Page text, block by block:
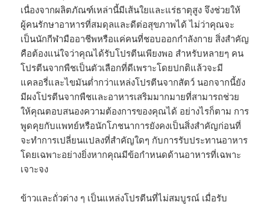
เนื่องจากผลิตภัณฑ์เหล่านี้มีเส้นใยและแร่ธาตุสูง จึงช่วยให้
ผู้คนรักษาอาหารที่สมดุลและดีต่อสุขภาพได้ ไม่ว่าคุณจะ
เป็นนักกีฬามืออาชีพหรือแค่คนที่ชอบออกกำลังกาย สิ่งสำคัญ
คือต้องแน่ใจว่าคุณได้รับโปรตีนเพียงพอ สำหรับหลายๆ คน
โปรตีนจากพืชเป็นตัวเลือกที่ดีเพราะโดยปกติแล้วจะมี
แคลอรี่และไขมันต่ำกว่าแหล่งโปรตีนจากสัตว์ นอกจากนี้ยัง
มีผงโปรตีนจากพืชและอาหารเสริมมากมายที่สามารถช่วย
ให้คุณตอบสนองความต้องการของคุณได้ อย่างไรก็ตาม การ
พูดคุยกับแพทย์หรือนักโภชนาการยังคงเป็นสิ่งสำคัญก่อนที่
จะทำการเปลี่ยนแปลงที่สำคัญใดๆ กับการรับประทานอาหาร
โดยเฉพาะอย่างยิ่งหากคุณมีข้อกำหนดด้านอาหารที่เฉพาะ
เจาะจง
ข้าวและถั่วต่าง ๆ เป็นแหล่งโปรตีนที่ไม่สมบูรณ์ เมื่อรับ